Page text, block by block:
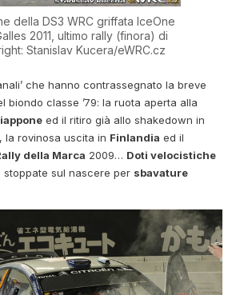
della DS3 WRC griffata IceOne
2011, ultimo rally (finora) di
Stanislav Kucera/eWRC.cz
che hanno contrassegnato la breve
biondo classe ’79: la ruota aperta alla
ed il ritiro già allo shakedown in
la rovinosa uscita in Finlandia ed il
della Marca 2009… Doti velocistiche
stoppate sul nascere per sbavature